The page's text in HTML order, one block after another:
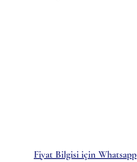
Fiyat Bilgisi için Whatsapp